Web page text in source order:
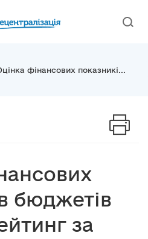
фінансових показникі...
бюджетів
за